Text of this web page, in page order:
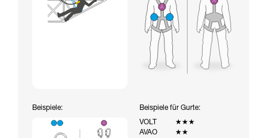
Beispiele:
Beispiele für Gurte:
VOLT
★★★
AVAO
★★